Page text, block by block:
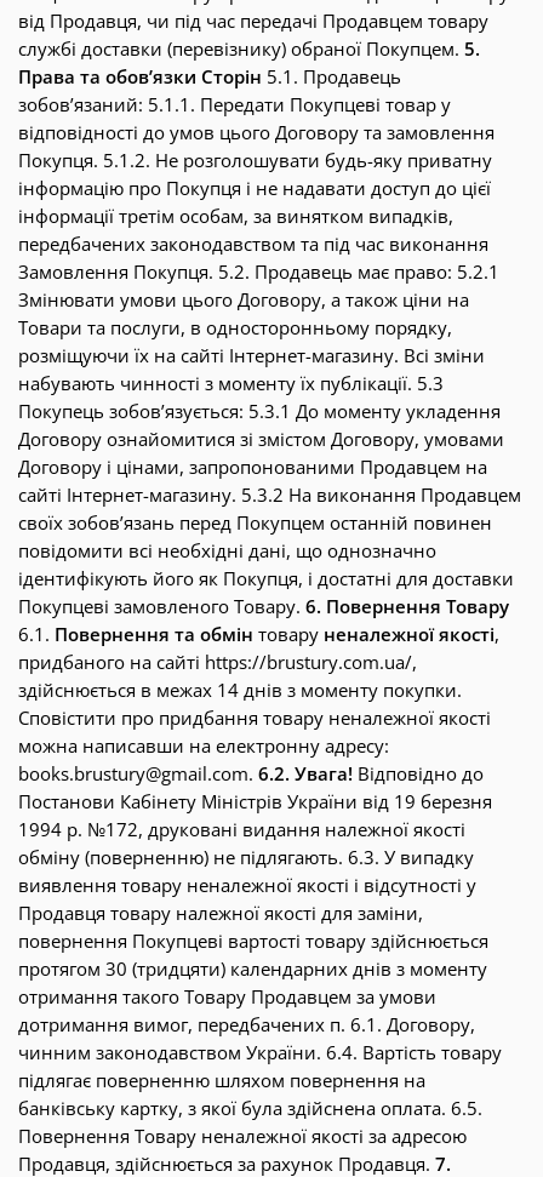
від Продавця, чи під час передачі Продавцем товару
службі доставки (перевізнику) обраної Покупцем. 5.
Права та обов’язки Сторін 5.1. Продавець
зобов’язаний: 5.1.1. Передати Покупцеві товар у
відповідності до умов цього Договору та замовлення
Покупця. 5.1.2. Не розголошувати будь-яку приватну
інформацію про Покупця і не надавати доступ до цієї
інформації третім особам, за винятком випадків,
передбачених законодавством та під час виконання
Замовлення Покупця. 5.2. Продавець має право: 5.2.1
Змінювати умови цього Договору, а також ціни на
Товари та послуги, в односторонньому порядку,
розміщуючи їх на сайті Інтернет-магазину. Всі зміни
набувають чинності з моменту їх публікації. 5.3
Покупець зобов’язується: 5.3.1 До моменту укладення
Договору ознайомитися зі змістом Договору, умовами
Договору і цінами, запропонованими Продавцем на
сайті Інтернет-магазину. 5.3.2 На виконання Продавцем
своїх зобов’язань перед Покупцем останній повинен
повідомити всі необхідні дані, що однозначно
ідентифікують його як Покупця, і достатні для доставки
Покупцеві замовленого Товару. 6. Повернення Товару
6.1. Повернення та обмін товару неналежної якості,
придбаного на сайті https://brustury.com.ua/,
здійснюється в межах 14 днів з моменту покупки.
Сповістити про придбання товару неналежної якості
можна написавши на електронну адресу:
books.brustury@gmail.com. 6.2. Увага! Відповідно до
Постанови Кабінету Міністрів України від 19 березня
1994 р. №172, друковані видання належної якості
обміну (поверненню) не підлягають. 6.3. У випадку
виявлення товару неналежної якості і відсутності у
Продавця товару належної якості для заміни,
повернення Покупцеві вартості товару здійснюється
протягом 30 (тридцяти) календарних днів з моменту
отримання такого Товару Продавцем за умови
дотримання вимог, передбачених п. 6.1. Договору,
чинним законодавством України. 6.4. Вартість товару
підлягає поверненню шляхом повернення на
банківську картку, з якої була здійснена оплата. 6.5.
Повернення Товару неналежної якості за адресою
Продавця, здійснюється за рахунок Продавця. 7.